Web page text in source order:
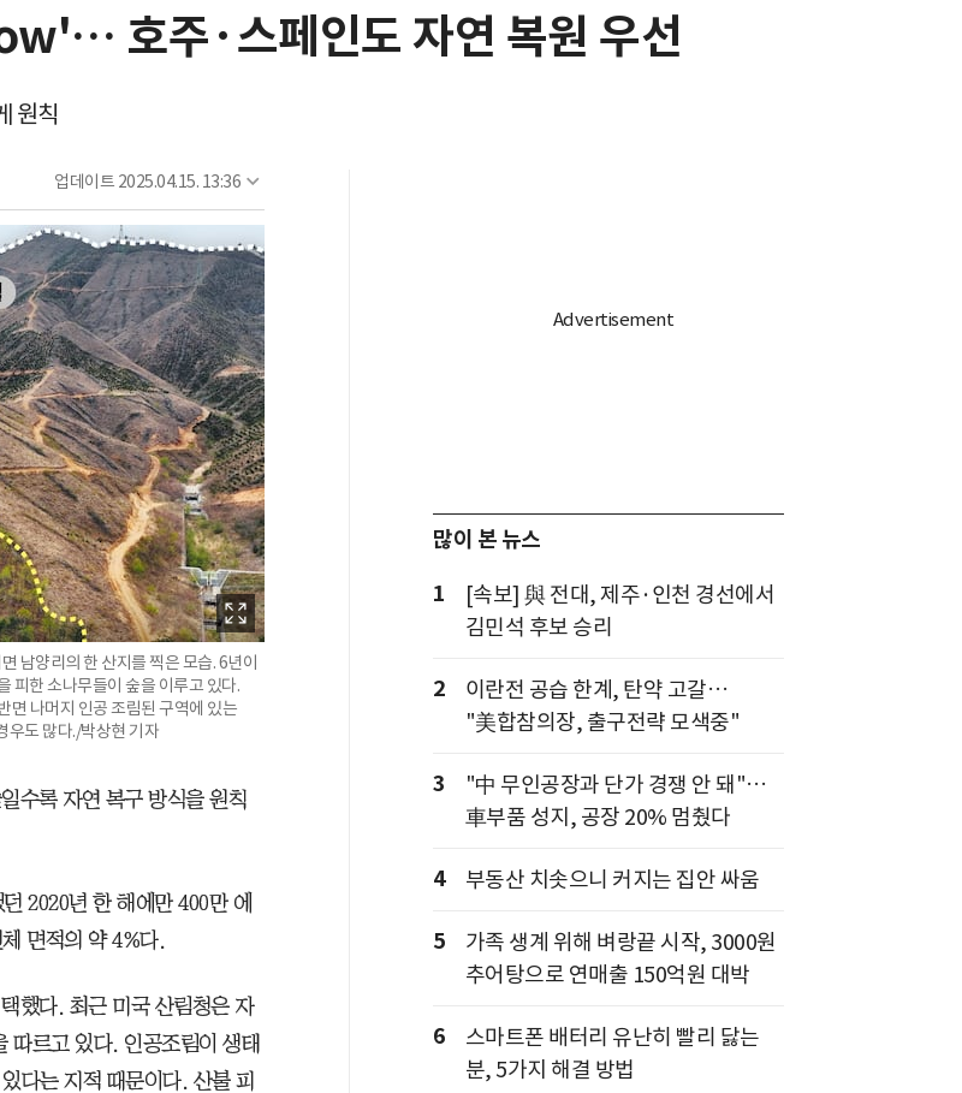
호주·스페인도 자연 복원 우선
원칙
업데이트 2025.04.15. 13:36
남양리의 한 산지를 찍은 모습. 6년이
피한 소나무들이 숲을 이루고 있다.
면 나머지 인공 조림된 구역에 있는
우도 많다./박상현 기자
수록 자연 복구 방식을 원칙
2020년 한 해에만 400만 에
면적의 약 4%다.
했다. 최근 미국 산림청은 자
따르고 있다. 인공조림이 생태
다는 지적 때문이다. 산불 피
많이 본 뉴스
1
[속보] 與 전대, 제주·인천 경선에서
김민석 후보 승리
2
이란전 공습 한계, 탄약 고갈…
"美합참의장, 출구전략 모색중"
3
"中 무인공장과 단가 경쟁 안 돼"…
車부품 성지, 공장 20% 멈췄다
4 부동산 치솟으니 커지는 집안 싸움
5
가족 생계 위해 벼랑끝 시작, 3000원
추어탕으로 연매출 150억원 대박
6
스마트폰 배터리 유난히 빨리 닳는
분, 5가지 해결 방법